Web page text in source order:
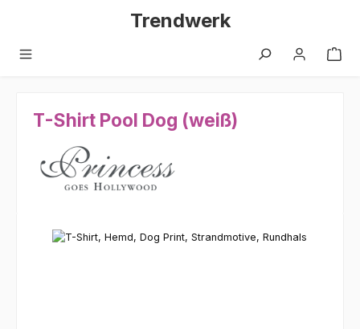
Zum Hauptinhalt springenTrendwerk
T-Shirt Pool Dog (weiß)
Bildergalerie überspringen